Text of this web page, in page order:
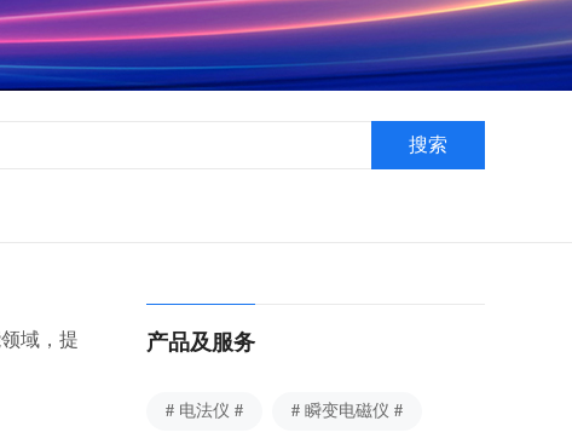
搜索
域，提
产品及服务
电法仪 瞬变电磁仪